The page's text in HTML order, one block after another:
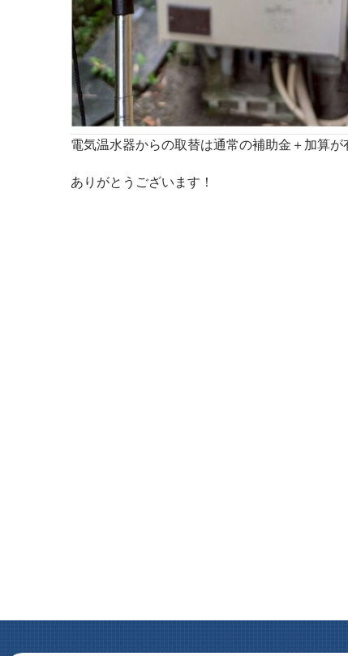
電気温水器からの取替は通常の補助金＋加算が
ありがとうございます！